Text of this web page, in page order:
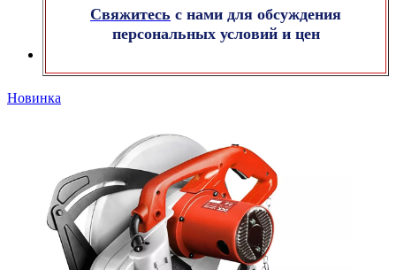
Свяжитесь с нами для обсуждения
персональных условий и цен
Новинка